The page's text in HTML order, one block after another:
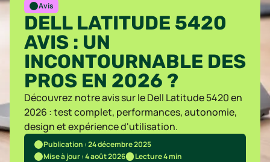
Avis
DELL LATITUDE 5420
AVIS : UN
INCONTOURNABLE DES
PROS EN 2026 ?
Découvrez notre avis sur le Dell Latitude 5420 en
2026 : test complet, performances, autonomie,
design et expérience d'utilisation.
Publication : 24 décembre 2025
Mise à jour : 4 août 2026
Lecture 4 min